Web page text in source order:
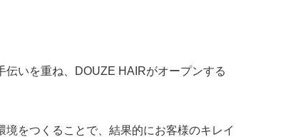
いを重ね、DOUZE HAIRがオープンする
をつくることで、結果的にお客様のキレイ